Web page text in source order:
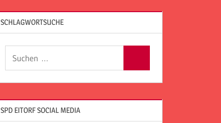
SCHLAGWORTSUCHE
SPD EITORF SOCIAL MEDIA